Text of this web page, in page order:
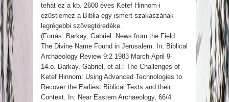
tehát ez a kb. 2600 éves Ketef Hinnom-i
ezüstlemez a Biblia egy ismert szakaszának
legrégebbi szövegtöredéke.
(Forrás: Barkay, Gabriel: News from the Field:
The Divine Name Found in Jerusalem. In: Biblical
Archaeology Review 9:2 1983 March-April 9-
14.o. Barkay, Gabriel, et al.: The Challenges of
Ketef Hinnom: Using Advanced Technologies to
Recover the Earliest Biblical Texts and their
Context. In: Near Eastern Archaeology, 66/4